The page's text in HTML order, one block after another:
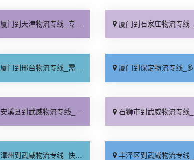
厦门到天津物流专线_专线快运「直通专线」 厦门到石家庄物流专线_多久能到「诚信为先」
厦门到邢台物流专线_需要几天「要多少钱」 厦门到保定物流专线_多少一吨「定点发车」
安溪县到武威物流专线_诚信经营「急你所需」 石狮市到武威物流专线_准时到货「一站式托运」
漳州到武威物流专线_快运直达「全程定位」 丰泽区到武威物流专线_定点发车「运价实惠」